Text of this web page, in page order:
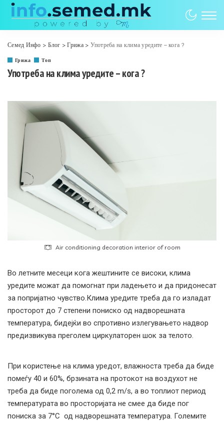
Семед Инфо > Блог >Грижа> Употреба на клима уредите – кога ?
Грижа Топ
Употреба на клима уредите – кога ?
Air conditioning decoration interior of room
Во летните месеци кога жештините се високи, клима
уредите можат да помогнат при ладењето и да придонесат
за попријатно чувство.Клима уредите треба да го изладат
просторот до 7 степени пониско од надворешната
температура, бидејќи во спротивно излегувањето надвор
предизвикува преголем циркулаторен шок за телото.
При користење на клима уредот, влажноста треба да биде
помеѓу 40 и 60%, брзината на протокот на воздухот не
треба да биде поголема од 0,2 m/s, а во топлиот период
температурата во просторијата не смее да биде пог
пониска за 7°C од надворешната температура. Големите